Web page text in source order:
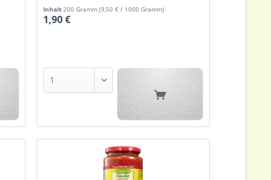
Inhalt200 Gramm(9,50 € / 1000 Gramm)
1,90 €